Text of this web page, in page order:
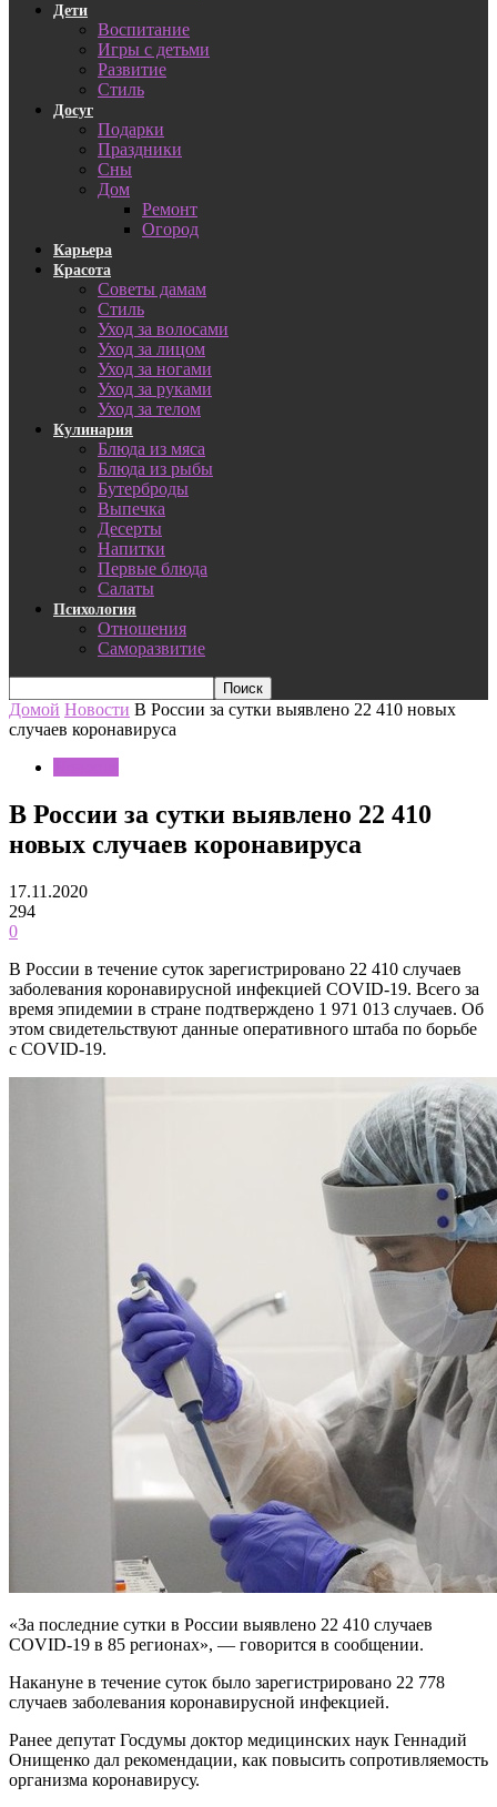
Дети
Воспитание
Игры с детьми
Развитие
Стиль
Досуг
Подарки
Праздники
Сны
Дом
Ремонт
Огород
Карьера
Красота
Советы дамам
Стиль
Уход за волосами
Уход за лицом
Уход за ногами
Уход за руками
Уход за телом
Кулинария
Блюда из мяса
Блюда из рыбы
Бутерброды
Выпечка
Десерты
Напитки
Первые блюда
Салаты
Психология
Отношения
Саморазвитие
Домой Новости В России за сутки выявлено 22 410 новых
случаев коронавируса
В России за сутки выявлено 22 410
новых случаев коронавируса
17.11.2020
294
0
В России в течение суток зарегистрировано 22 410 случаев
заболевания коронавирусной инфекцией COVID-19. Всего за
время эпидемии в стране подтверждено 1 971 013 случаев. Об
этом свидетельствуют данные оперативного штаба по борьбе
с COVID-19.
«За последние сутки в России выявлено 22 410 случаев
COVID-19 в 85 регионах», — говорится в сообщении.
Накануне в течение суток было зарегистрировано 22 778
случаев заболевания коронавирусной инфекцией.
Ранее депутат Госдумы доктор медицинских наук Геннадий
Онищенко дал рекомендации, как повысить сопротивляемость
организма коронавирусу.